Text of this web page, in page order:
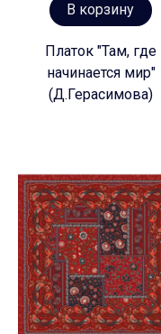
В корзину
Платок "Там, где
начинается мир"
(Д.Герасимова)